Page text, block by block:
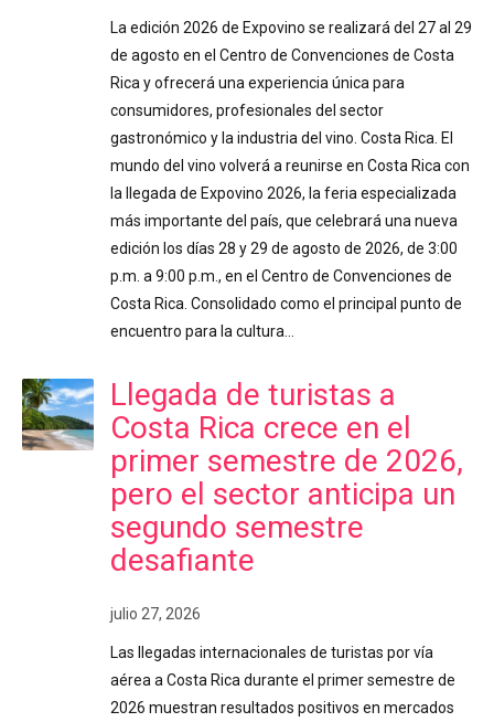
La edición 2026 de Expovino se realizará del 27 al 29
de agosto en el Centro de Convenciones de Costa
Rica y ofrecerá una experiencia única para
consumidores, profesionales del sector
gastronómico y la industria del vino. Costa Rica. El
mundo del vino volverá a reunirse en Costa Rica con
la llegada de Expovino 2026, la feria especializada
más importante del país, que celebrará una nueva
edición los días 28 y 29 de agosto de 2026, de 3:00
p.m. a 9:00 p.m., en el Centro de Convenciones de
Costa Rica. Consolidado como el principal punto de
encuentro para la cultura…
Llegada de turistas a
Costa Rica crece en el
primer semestre de 2026,
pero el sector anticipa un
segundo semestre
desafiante
julio 27, 2026
Las llegadas internacionales de turistas por vía
aérea a Costa Rica durante el primer semestre de
2026 muestran resultados positivos en mercados